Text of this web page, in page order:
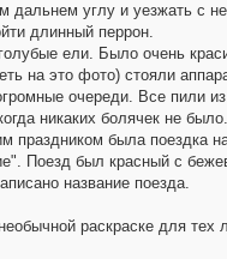
углу и уезжать с
длинный перрон.
ели. Было очень
на это фото) стояли
очереди. Все пили
никаких болячек не было.
праздником была поездка
Поезд был красный с
название поезда.
раскраске для тех